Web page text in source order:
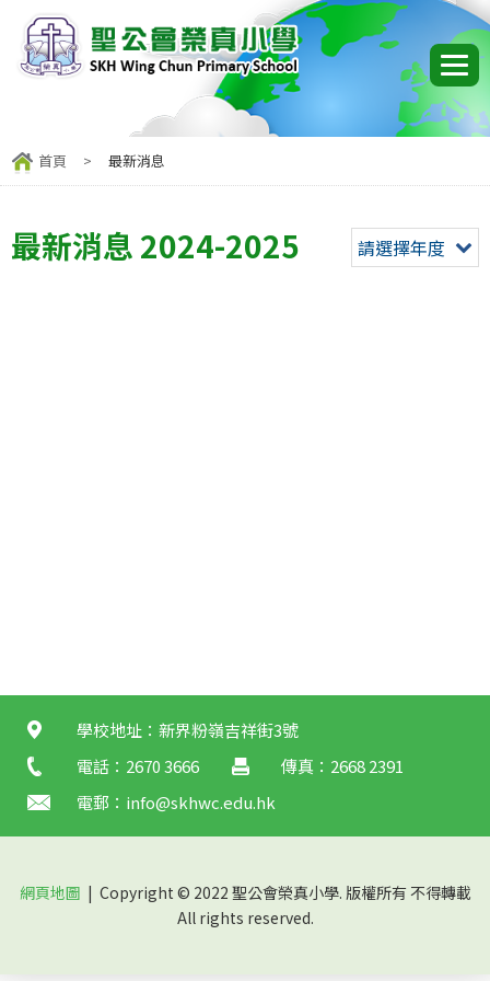
首頁 > 最新消息
最新消息 2024-2025 請選擇年度
學校地址：新界粉嶺吉祥街3號
電話：2670 3666
傳真：2668 2391
電郵： info@skhwc.edu.hk
網頁地圖 | Copyright © 2022 聖公會榮真小學. 版權所有 不得轉載
All rights reserved.